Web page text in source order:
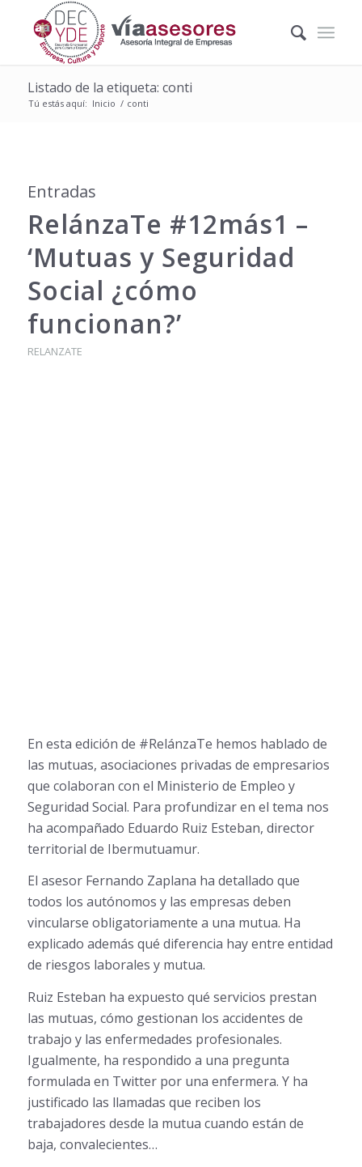
Listado de la etiqueta: conti
Tú estás aquí: Inicio / conti
Entradas
RelánzaTe #12más1 –
‘Mutuas y Seguridad
Social ¿cómo
funcionan?’
RELANZATE
En esta edición de #RelánzaTe hemos hablado de
las mutuas, asociaciones privadas de empresarios
que colaboran con el Ministerio de Empleo y
Seguridad Social. Para profundizar en el tema nos
ha acompañado Eduardo Ruiz Esteban, director
territorial de Ibermutuamur.
El asesor Fernando Zaplana ha detallado que
todos los autónomos y las empresas deben
vincularse obligatoriamente a una mutua. Ha
explicado además qué diferencia hay entre entidad
de riesgos laborales y mutua.
Ruiz Esteban ha expuesto qué servicios prestan
las mutuas, cómo gestionan los accidentes de
trabajo y las enfermedades profesionales.
Igualmente, ha respondido a una pregunta
formulada en Twitter por una enfermera. Y ha
justificado las llamadas que reciben los
trabajadores desde la mutua cuando están de
baja, convalecientes…